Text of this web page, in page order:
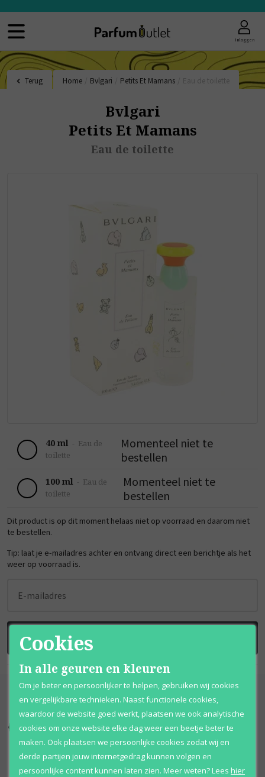
Inloggen
Terug Home Bvlgari Petits Et Mamans
Bvlgari
Petits Et Mamans
Eau de toilette
40 ml - Eau de
toilette
Momenteel niet te
bestellen
100 ml - Eau de
toilette
Momenteel niet te
bestellen
Dit product is op dit moment helaas niet op voorraad en daarom niet
te bestellen.
Tip: laat je e-mailadres achter en ontvang direct een berichtje als het
weer op voorraad is.
E-mailadres
BRENG ME OP DE HOOGTE
Kortingen tot wel 70% Al 12 jaar voordelig
100% originele parfums Afhalen mogelijk
Cookies
In alle geuren en kleuren
Om je beter en persoonlijker te helpen, gebruiken wij cookies
en vergelijkbare technieken. Naast functionele cookies,
waardoor de website goed werkt, plaatsen we ook analytische
cookies om onze website elke dag weer een beetje beter te
maken. Ook plaatsen we persoonlijke cookies zodat wij en
derde partijen jouw internetgedrag kunnen volgen en
persoonlijke content kunnen laten zien. Meer weten?Lees hier